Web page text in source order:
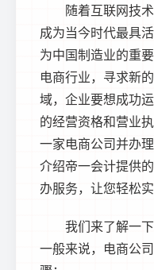
随着互联网技
成为当今时代最具
为中国制造业的重
电商行业，寻求新
域，企业要想成功
的经营资格和营业
一家电商公司并办
介绍帝一会计提供
办服务，让您轻松
我们来了解一
一般来说，电商公